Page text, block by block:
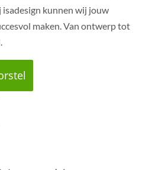
kunnen wij jouw
maken. Van ontwerp tot